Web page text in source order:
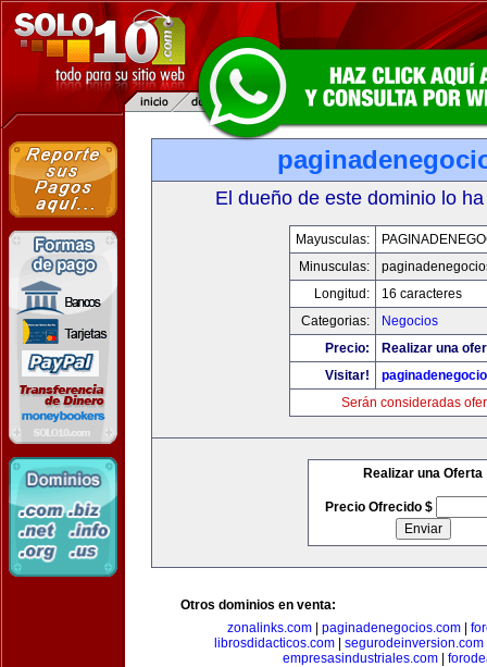
El dueño de este dominio lo
Mayusculas:
Minusculas:
Longitud:
16 caracteres
Categorias:
Negocios
Precio:
Realizar una
Visitar!
Serán consideradas
Realizar una Oferta
Precio Ofrecido $
Otros dominios en venta:
zonalinks.com| paginadenegocios.com|
librosdidacticos.com| segurodeinversion.com
empresasindustriales.com|